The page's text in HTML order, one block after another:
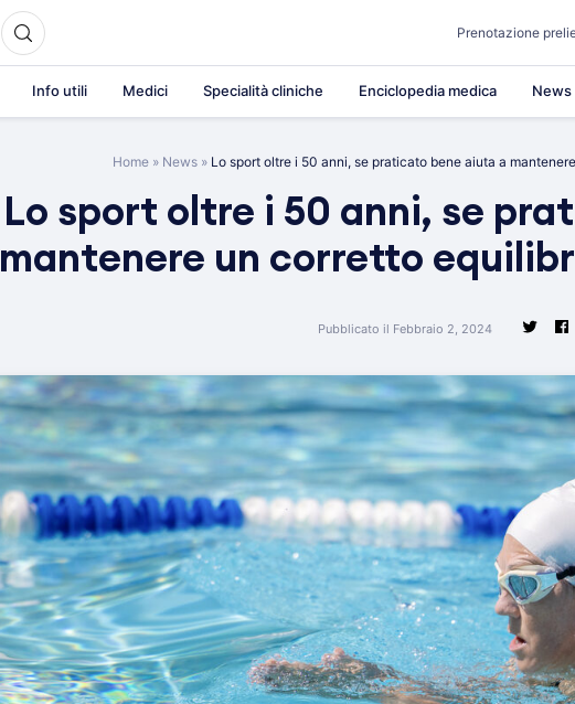
Prenotazione
Info utili Medici Specialità cliniche Enciclopedia medica News
Home» News» Lo sport oltre i 50 anni, se praticato bene aiuta a
Lo sport oltre i 50 anni, se
mantenere un corretto
Pubblicato il Febbraio 2, 2024